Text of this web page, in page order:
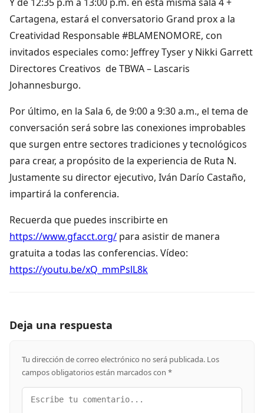
Cartagena, estará el conversatorio Grand prox a la
Creatividad Responsable #BLAMENOMORE, con
invitados especiales como: Jeffrey Tyser y Nikki Garrett
Directores Creativos de TBWA – Lascaris
Johannesburgo.
Por último, en la Sala 6, de 9:00 a 9:30 a.m., el tema de
conversación será sobre las conexiones improbables
que surgen entre sectores tradiciones y tecnológicos
para crear, a propósito de la experiencia de Ruta N.
Justamente su director ejecutivo, Iván Darío Castaño,
impartirá la conferencia.
Recuerda que puedes inscribirte en
https://www.gfacct.org/ para asistir de manera
gratuita a todas las conferencias. Vídeo:
https://youtu.be/xQ_mmPslL8k
Deja una respuesta
Tu dirección de correo electrónico no será publicada. Los
campos obligatorios están marcados con *